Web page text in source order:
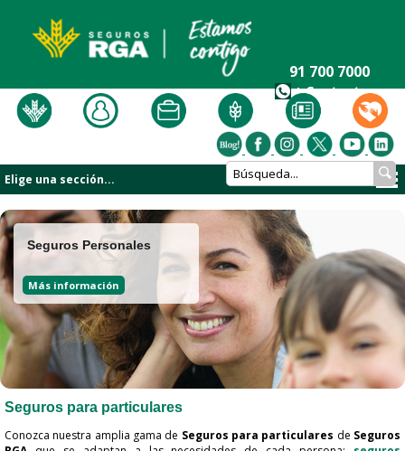
91 700 7000
+ Contacto
Elige una sección...
Seguros Personales
Más información
Seguros para particulares
Conozca nuestra amplia gama de Seguros para particulares de Seguros